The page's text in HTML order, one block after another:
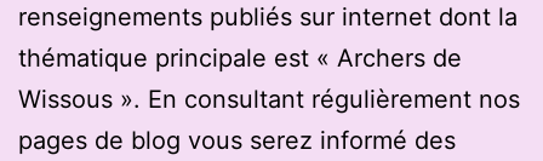
renseignements publiés sur internet dont la
thématique principale est « Archers de
Wissous ». En consultant régulièrement nos
pages de blog vous serez informé des